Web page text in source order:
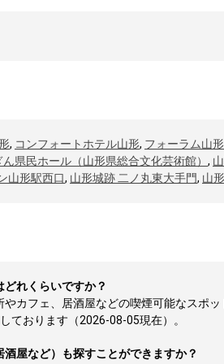
, コンフォートホテル山形, フォーラム山形
県民ホール（山形県総合文化芸術館） ,
山形駅西口, 山形城跡 二ノ丸東大手門, 山
れくらいですか？
カフェ、居酒屋などの喫煙可能なスポ
ております（2026-08-05現在）。
屋など）も探すことができますか？